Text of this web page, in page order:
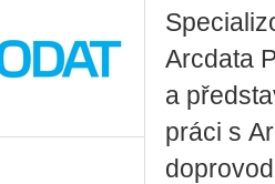
Arcdata
a
práci s